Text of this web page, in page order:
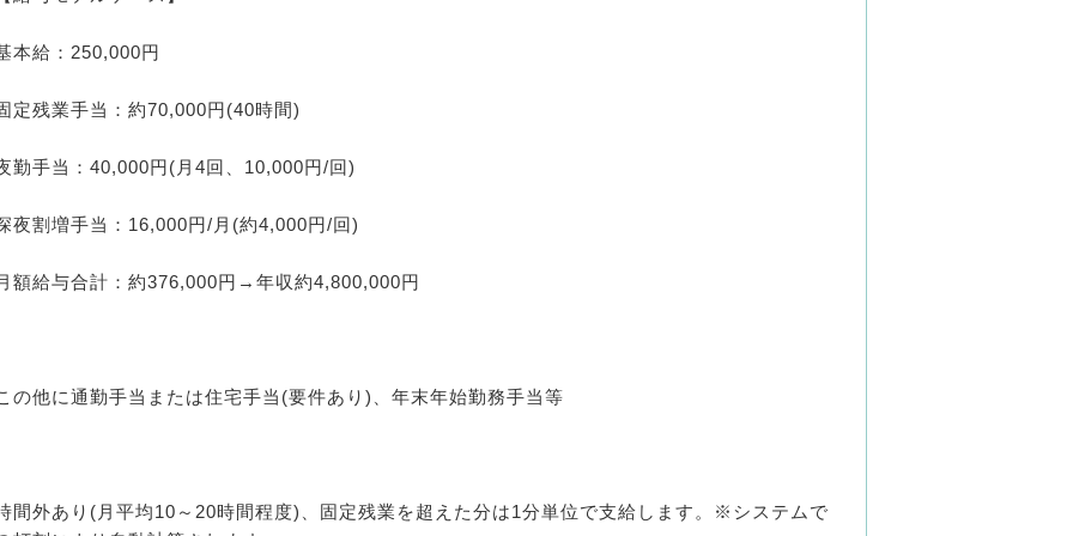
本給：250,000円
定残業手当：約70,000円(40時間)
勤手当：40,000円(月4回、10,000円/回)
夜割増手当：16,000円/月(約4,000円/回)
額給与合計：約376,000円→年収約4,800,000円
の他に通勤手当または住宅手当(要件あり)、年末年始勤務手当等
間外あり(月平均10～20時間程度)、固定残業を超えた分は1分単位で支給します。※システムで